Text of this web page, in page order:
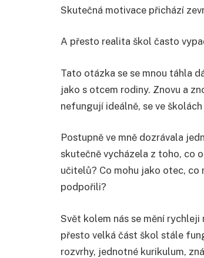
Skutečná motivace přichází
A přesto realita škol často
Tato otázka se se mnou táhla
jako s otcem rodiny. Znovu a
nefungují ideálně, se ve
Postupně ve mně dozrávala
skutečně vycházela z toho, co
učitelů? Co mohu jako otec, co
podpořili?
Svět kolem nás se mění
přesto velká část škol stále
rozvrhy, jednotné kurikulum,